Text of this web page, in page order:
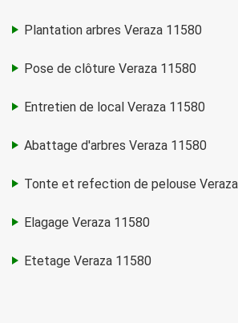
Plantation arbres Veraza 11580
Pose de clôture Veraza 11580
Entretien de local Veraza 11580
Abattage d'arbres Veraza 11580
Tonte et refection de pelouse
Elagage Veraza 11580
Etetage Veraza 11580